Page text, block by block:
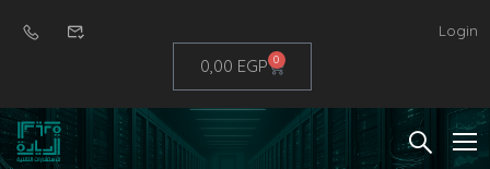
Login
0,00 EGP 0